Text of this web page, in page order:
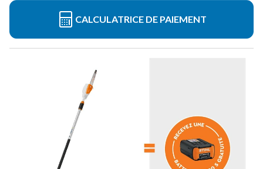
CALCULATRICE DE PAIEMENT